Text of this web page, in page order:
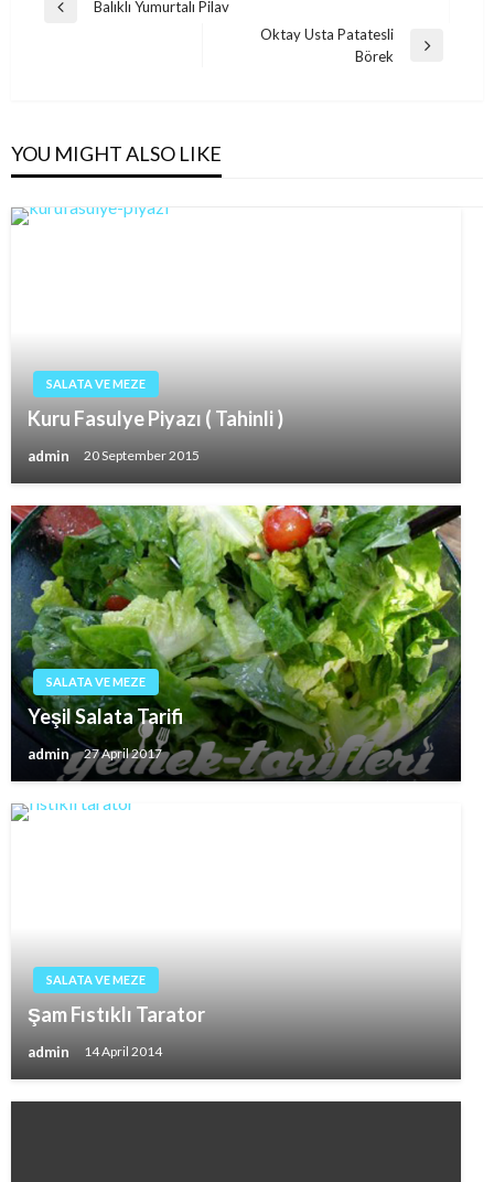
Previous
Balıklı Yumurtalı Pilav
Oktay Usta Patatesli
Börek
YOU MIGHT ALSO LIKE
SALATA VE MEZE
Kuru Fasulye Piyazı ( Tahinli )
admin 20 September 2015
SALATA VE MEZE
Yeşil Salata Tarifi
admin 27 April 2017
SALATA VE MEZE
Şam Fıstıklı Tarator
admin 14 April 2014